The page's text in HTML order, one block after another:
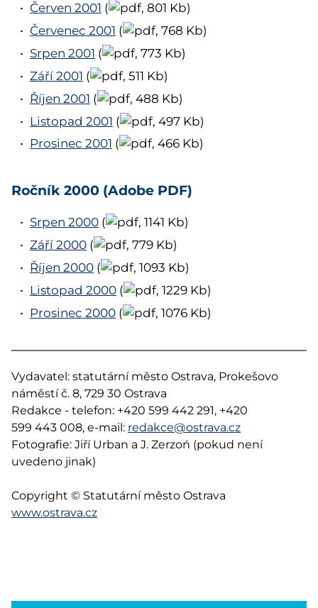
Červen 2001 (
, 801 Kb)
Červenec 2001 (
, 768 Kb)
Srpen 2001 (
, 773 Kb)
Září 2001 (
, 511 Kb)
Říjen 2001 (
, 488 Kb)
Listopad 2001 (
, 497 Kb)
Prosinec 2001 ( , 466 Kb)
Ročník 2000 (Adobe PDF)
Srpen 2000(
, 1141 Kb)
Září 2000(
, 779 Kb)
Říjen 2000(
, 1093 Kb)
Listopad 2000(
, 1229 Kb)
Prosinec 2000( , 1076 Kb)
Vydavatel: statutární město Ostrava, Prokešovo
náměstí č. 8, 729 30 Ostrava
Redakce - telefon: +420 599 442 291, +420
599 443 008, e-mail: redakce@ostrava.cz
Fotografie: Jiří Urban a J. Zerzoń (pokud není
uvedeno jinak)
Copyright © Statutární město Ostrava
www.ostrava.cz